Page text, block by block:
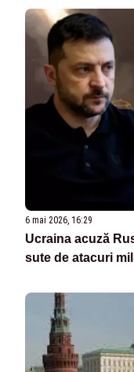
6 mai 2026, 16:29
Ucraina acuză
sute de atacuri